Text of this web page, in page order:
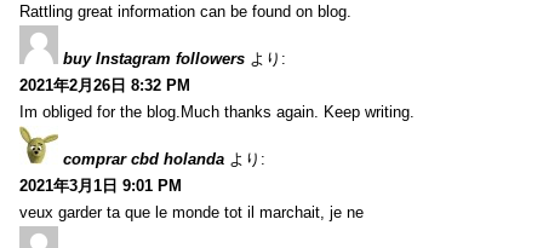
Rattling great information can be found on blog.
buy Instagram followers より:
2021年2月26日 8:32 PM
Im obliged for the blog.Much thanks again. Keep writing.
comprar cbd holanda より:
2021年3月1日 9:01 PM
veux garder ta que le monde tot il marchait, je ne